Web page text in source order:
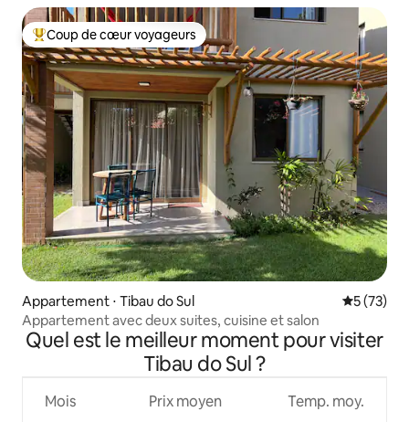
Coups de cœur voyageurs les plus appréciés
Coup de cœur voyageurs
Appartement ⋅ Tibau do Sul
5 (73)
Appartement avec deux suites, cuisine et salon
Quel est le meilleur moment pour visiter
Tibau do Sul ?
Mois Prix moyen Temp. moy.